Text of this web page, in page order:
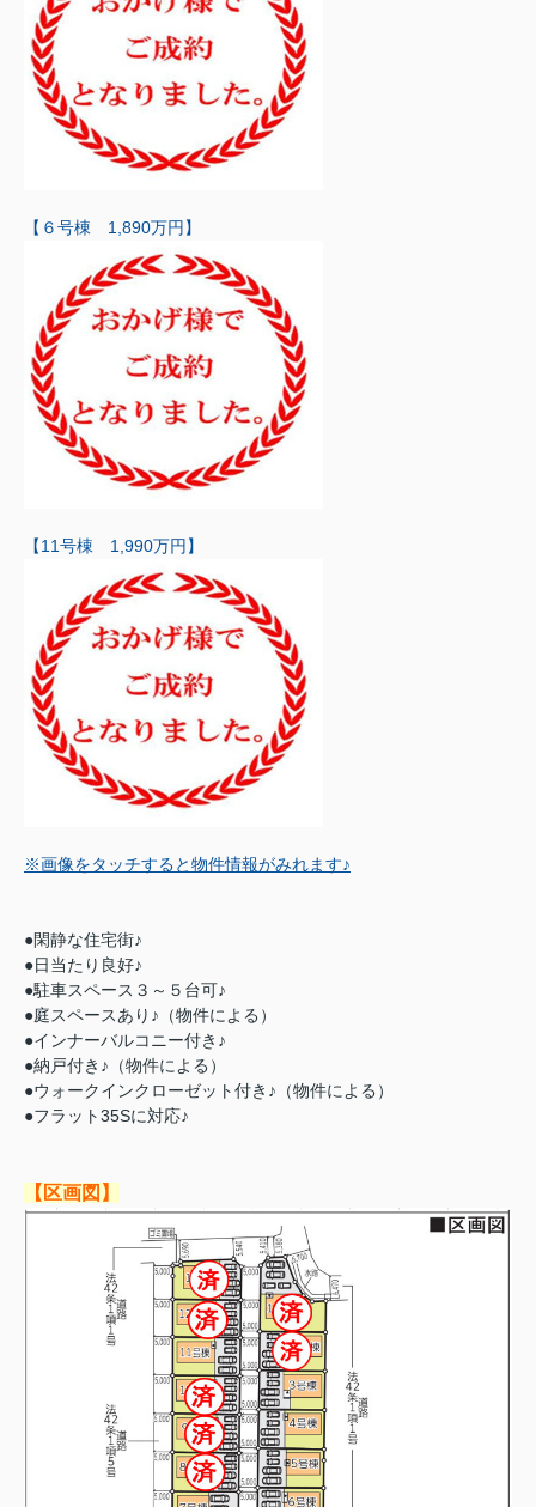
【６号棟 1,890万円】
【11号棟 1,990万円】
※画像をタッチすると物件情報がみれます♪
●閑静な住宅街♪
●日当たり良好♪
●駐車スペース３～５台可♪
●庭スペースあり♪（物件による）
●インナーバルコニー付き♪
●納戸付き♪（物件による）
●ウォークインクローゼット付き♪（物件による）
●フラット35Sに対応♪
【区画図】